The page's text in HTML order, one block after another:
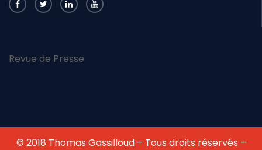
Revue de Presse
© 2018 Thomas Gassilloud – Tous droits réservés –